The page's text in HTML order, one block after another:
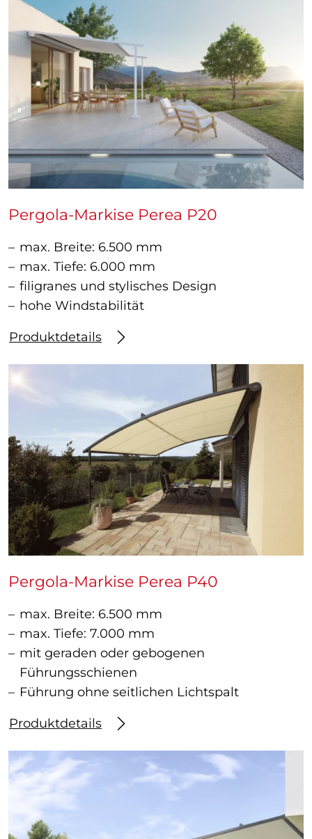
Pergola-Markise Perea P20
max. Breite: 6.500 mm
max. Tiefe: 6.000 mm
filigranes und stylisches Design
hohe Windstabilität
Produktdetails
Pergola-Markise Perea P40
max. Breite: 6.500 mm
max. Tiefe: 7.000 mm
mit geraden oder gebogenen
Führungsschienen
Führung ohne seitlichen Lichtspalt
Produktdetails